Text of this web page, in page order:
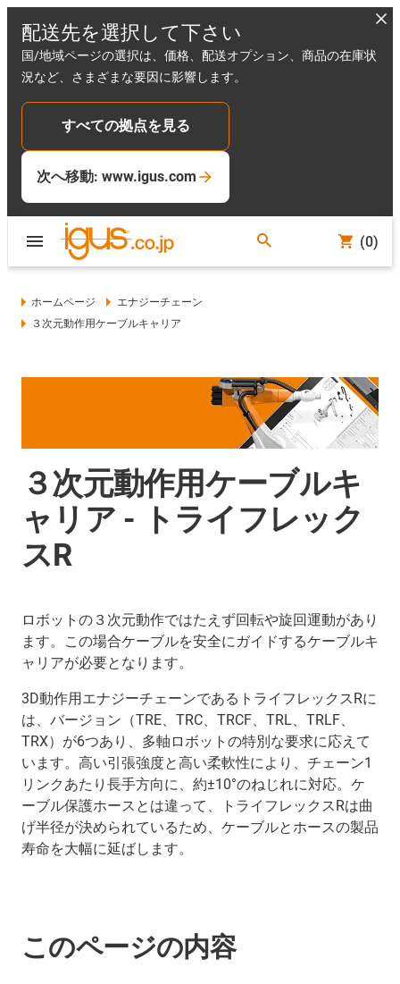
配送先を選択して下さい
国/地域ページの選択は、価格、配送オプション、商品の在庫状
況など、さまざまな要因に影響します。
すべての拠点を見る
次へ移動: www.igus.com
(0)
ホームページ
エナジーチェーン
３次元動作用ケーブルキャリア
３次元動作用ケーブルキ
ャリア - トライフレック
スR
ロボットの３次元動作ではたえず回転や旋回運動があり
ます。この場合ケーブルを安全にガイドするケーブルキ
ャリアが必要となります。
3D動作用エナジーチェーンであるトライフレックスRに
は、バージョン（TRE、TRC、TRCF、TRL、TRLF、
TRX）が6つあり、多軸ロボットの特別な要求に応えて
います。高い引張強度と高い柔軟性により、チェーン1
リンクあたり長手方向に、約±10°のねじれに対応。ケ
ーブル保護ホースとは違って、トライフレックスRは曲
げ半径が決められているため、ケーブルとホースの製品
寿命を大幅に延ばします。
このページの内容